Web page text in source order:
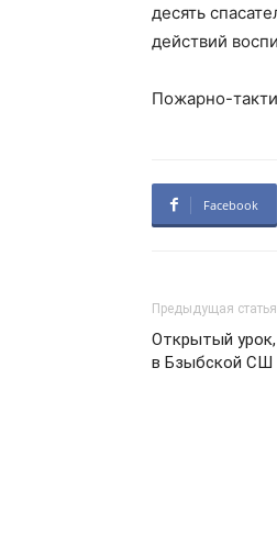
десять
действий
Пожарно-
Facebook
Предыдущая статья
Открытый
в Бзыбской СШ